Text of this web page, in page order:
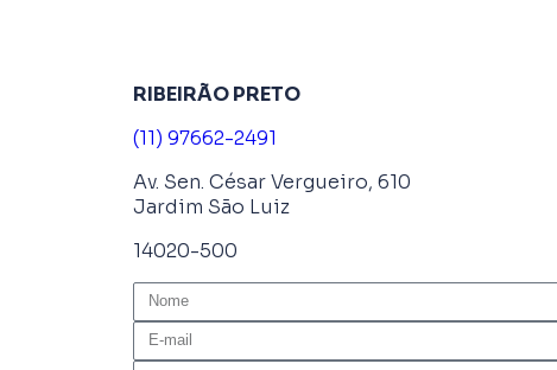
RIBEIRÃO PRETO
(11) 97662-2491
Av. Sen. César Vergueiro, 610
Jardim São Luiz
14020-500